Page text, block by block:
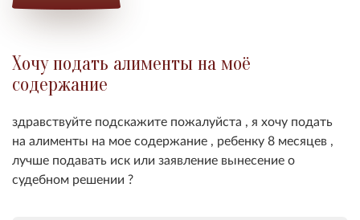
Хочу подать алименты на моё
содержание
здравствуйте подскажите пожалуйста , я хочу подать
на алименты на мое содержание , ребенку 8 месяцев ,
лучше подавать иск или заявление вынесение о
судебном решении ?